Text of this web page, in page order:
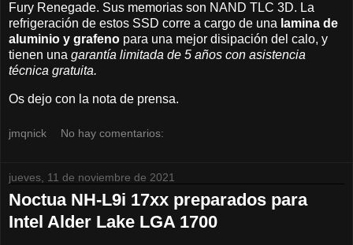
Fury Renegade. Sus memorias son NAND TLC 3D. La
refrigeración de estos SSD corre a cargo de una lamina de
aluminio y grafeno para una mejor disipación del calo, y
tienen una garantía limitada de 5 años con asistencia
técnica gratuita.
Os dejo con la nota de prensa.
jmqnick No hay comentarios:
jueves, 11 de noviembre de 2021
Noctua NH-L9i 17xx preparados para
Intel Alder Lake LGA 1700